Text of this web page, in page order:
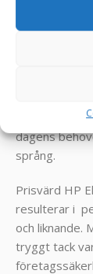
HP
som utan att
dagens
språng.
Prisvärd HP
resulterar i
och liknande.
tryggt tack